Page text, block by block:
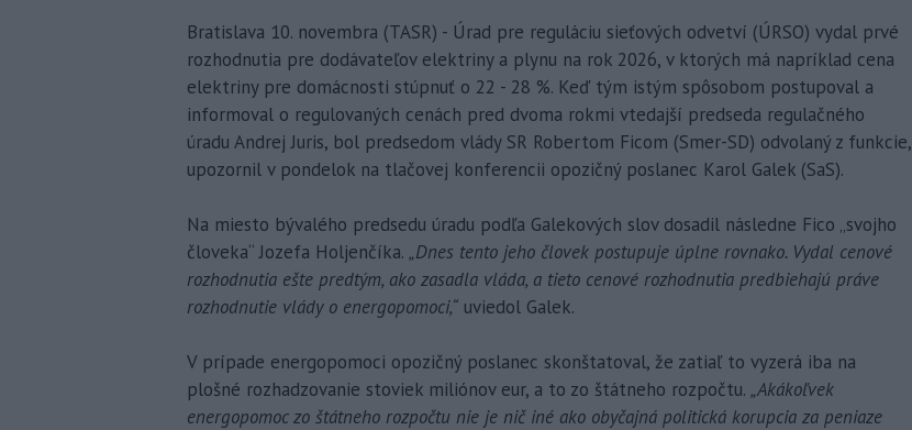
Bratislava 10. novembra (TASR) - Úrad pre reguláciu sieťových odvetví (ÚRSO) vydal prvé
rozhodnutia pre dodávateľov elektriny a plynu na rok 2026, v ktorých má napríklad cena
elektriny pre domácnosti stúpnuť o 22 - 28 %. Keď tým istým spôsobom postupoval a
informoval o regulovaných cenách pred dvoma rokmi vtedajší predseda regulačného
úradu Andrej Juris, bol predsedom vlády SR Robertom Ficom (Smer-SD) odvolaný z funkcie,
upozornil v pondelok na tlačovej konferencii opozičný poslanec Karol Galek (SaS).
Na miesto bývalého predsedu úradu podľa Galekových slov dosadil následne Fico „svojho
človeka“ Jozefa Holjenčíka. „Dnes tento jeho človek postupuje úplne rovnako. Vydal cenové
rozhodnutia ešte predtým, ako zasadla vláda, a tieto cenové rozhodnutia predbiehajú práve
rozhodnutie vlády o energopomoci,“ uviedol Galek.
V prípade energopomoci opozičný poslanec skonštatoval, že zatiaľ to vyzerá iba na
plošné rozhadzovanie stoviek miliónov eur, a to zo štátneho rozpočtu. „Akákoľvek
energopomoc zo štátneho rozpočtu nie je nič iné ako obyčajná politická korupcia za peniaze